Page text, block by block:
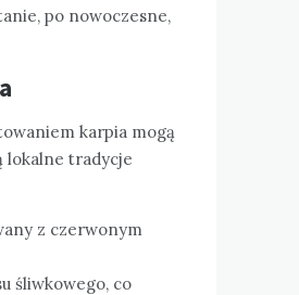
po nowoczesne,
karpia mogą
lokalne tradycje
z czerwonym
śliwkowego, co